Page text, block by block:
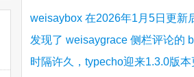
weisaybox 在2026年1月5日更新
细节问题
发现了 weisaygrace 侧栏评论的
时隔许久，typecho迎来1.3.0版本